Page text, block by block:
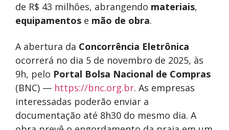
de R$ 43 milhões, abrangendo materiais,
equipamentos e mão de obra.
A abertura da Concorrência Eletrônica
ocorrerá no dia 5 de novembro de 2025, às
9h, pelo Portal Bolsa Nacional de Compras
(BNC) — https://bnc.org.br. As empresas
interessadas poderão enviar a
documentação até 8h30 do mesmo dia. A